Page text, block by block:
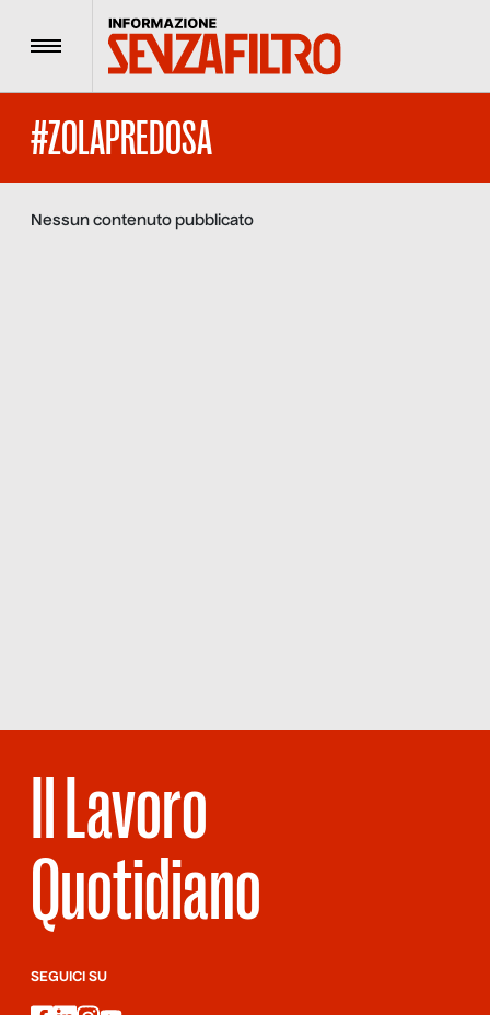
Menu
#ZOLAPREDOSA
Nessun contenuto pubblicato
Il Lavoro
Quotidiano
SEGUICI SU